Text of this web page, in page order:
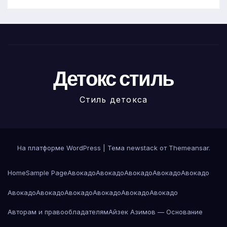
Детокс стиль
Стиль детокса
На платформе WordPress Тема newstack от Themeansar.
HomeSample PageАвокадоАвокадоАвокадоАвокадоАвокадо
АвокадоАвокадоАвокадоАвокадоАвокадоАвокадо
Авторам и правообладателямАйзек Азимов — Основание